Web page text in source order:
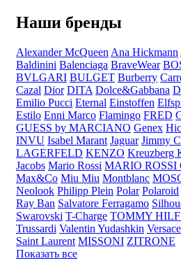
Наши бренды
Alexander McQueen Ana Hickmann
Baldinini Balenciaga BraveWear
BVLGARI BULGET Burberry
Cazal Dior DITA Dolce&Gabbana
Emilio Pucci Eternal Einstoffen
Estilo Enni Marco Flamingo FRED
GUESS by MARCIANO Genex
INVU Isabel Marant Jaguar Jimmy
LAGERFELD KENZO Kreuzberg
Jacobs Mario Rossi MARIO ROSSI
Max&Co Miu Miu Montblanc
Neolook Philipp Plein Polar Polaroid
Ray Ban Salvatore Ferragamo
Swarovski T-Charge TOMMY
Trussardi Valentin Yudashkin Versace
Saint Laurent MISSONI ZITRONE
Показать все